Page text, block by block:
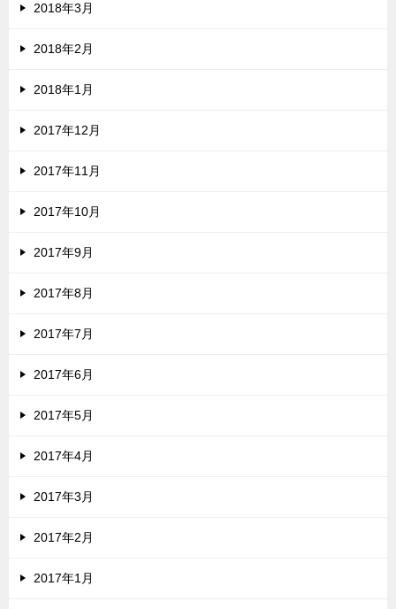
2018年3月
2018年2月
2018年1月
2017年12月
2017年11月
2017年10月
2017年9月
2017年8月
2017年7月
2017年6月
2017年5月
2017年4月
2017年3月
2017年2月
2017年1月